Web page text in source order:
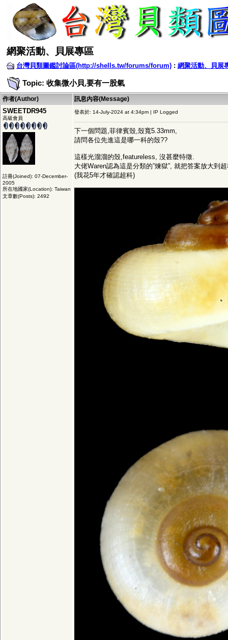
網聚活動、貝展專區
台灣貝類圖鑑討論區(http://shells.tw/forums/forum) : 網聚活動、貝展
Topic: 收集微小貝,要有一股氣
作者(Author) 訊息內容(Message)
SWEETDR945
高級會員
註冊(Joined): 07-December-
2005
所在地國家(Location): Taiwan
文章數(Posts): 2492
發表於: 14-July-2024 at 4:34pm | IP Logged
下一個問題,菲律賓殼,殼寬5.33mm,
請問各位先進這是哪一科的殼??
這樣光溜溜的殼,featureless, 沒甚麼特徵.
大佬Waren認為這是分類的”煉獄”, 就把答案放大到
(我花5年才確認超科)